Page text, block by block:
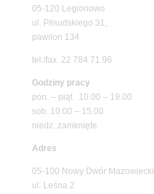
05-120 Legionowo
ul. Piłsudskiego 31,
pawilon 134
tel./fax. 22 784 71 96
Godziny pracy
pon. – piąt. 10.00 – 19.00
sob. 10.00 – 15.00
niedz. zamknięte
Adres
05-100 Nowy Dwór Mazowiecki
ul. Leśna 2